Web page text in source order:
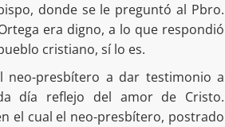
donde se le preguntó al Pbro.
era digno, a lo que respondió
cristiano, sí lo es.
neo-presbítero a dar testimonio a
día reflejo del amor de Cristo.
el cual el neo-presbítero, postrado